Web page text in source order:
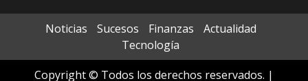
Noticias Sucesos Finanzas
Actualidad
Tecnología
Copyright © Todos los derechos reservados. |